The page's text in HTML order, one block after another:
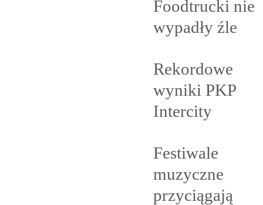
Foodtrucki nie
wypadły źle
Rekordowe
wyniki PKP
Intercity
Festiwale
muzyczne
przyciągają